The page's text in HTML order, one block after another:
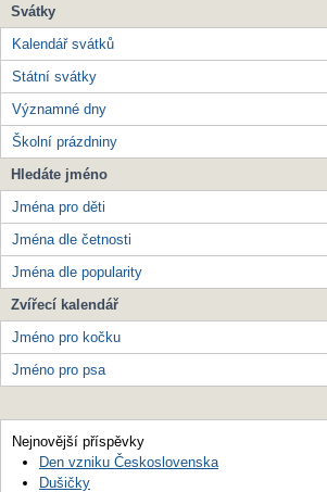
Svátky
Kalendář svátků
Státní svátky
Významné dny
Školní prázdniny
Hledáte jméno
Jména pro děti
Jména dle četnosti
Jména dle popularity
Zvířecí kalendář
Jméno pro kočku
Jméno pro psa
Nejnovější příspěvky
Den vzniku Československa
Dušičky